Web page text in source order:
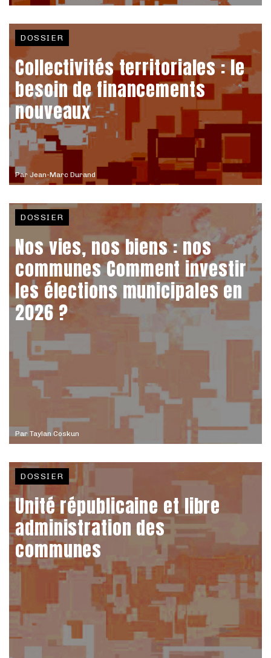
Par Jean-Marc Durand
DOSSIER
Collectivités territoriales : le
besoin de financements
nouveaux
Par Taylan Coskun
DOSSIER
Nos vies, nos biens : nos
communes Comment investir
les élections municipales en
2026 ?
DOSSIER
Unité républicaine et libre
administration des
communes